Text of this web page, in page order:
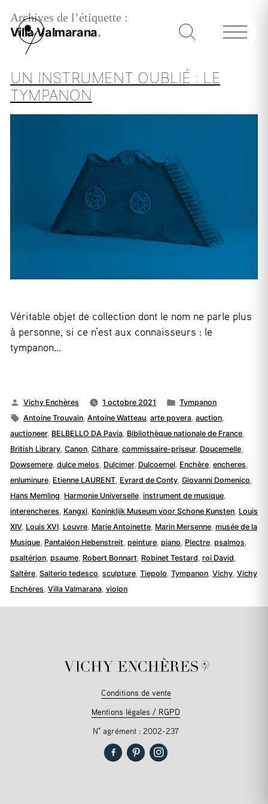
Archives de l’étiquette :
Villa Valmarana
UN INSTRUMENT OUBLIÉ : LE
TYMPANON
Véritable objet de collection dont le nom ne parle plus
à personne, si ce n’est aux connaisseurs : le
tympanon…
Publié
par
Vichy Enchères 1 octobre 2021
Publié
dans
Tympanon
Étiquettes :
Antoine Trouvain ,Antoine Watteau ,arte povera ,auction
auctioneer, BELBELLO DA Pavia, Bibliothèque nationale de France,
British Library, Canon, Cithare, commissaire-priseur, Doucemelle,
Dowsemere, dulce melos Dulcimer, Dulcoemel, Enchère, encheres
enluminure, Etienne LAURENT, Evrard de Conty, Giovanni Domenico
Hans Memling Harmonie Universelle, instrument de musique,
interencheres Kangxi, Koninklijk Museum voor Schone Kunsten, Louis
XIV, Louis XVI, Louvre, Marie Antoinette, Marin Mersenne, musée de la
Musique, Pantaléon Hebenstreit peinture, piano Plectre, psalmos
psaltérion, psaume, Robert Bonnart Robinet Testard roi David
Saltère, Salterio tedesco sculpture, Tiepolo Tympanon, Vichy, Vichy
Enchères Villa Valmarana, violon
Conditions de vente
Mentions légales / RGPD
N° agrément : 2002-237